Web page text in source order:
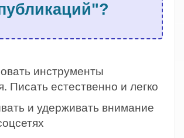
инструменты
Писать естественно и легко
и удерживать внимание